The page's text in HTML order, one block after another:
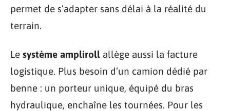
permet de s’adapter sans délai à la réalité du
terrain.
Le système ampliroll allège aussi la facture
logistique. Plus besoin d’un camion dédié par
benne : un porteur unique, équipé du bras
hydraulique, enchaîne les tournées. Pour les